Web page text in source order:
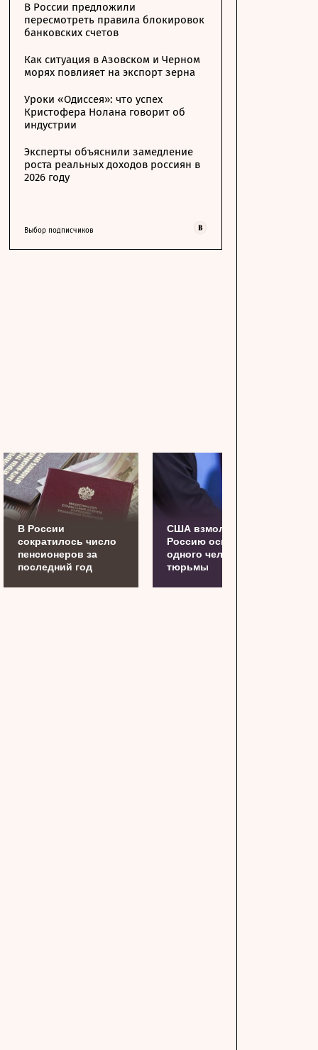
В России предложили
пересмотреть правила блокировок
банковских счетов
Как ситуация в Азовском и Черном
морях повлияет на экспорт зерна
Уроки «Одиссея»: что успех
Кристофера Нолана говорит об
индустрии
Эксперты объяснили замедление
роста реальных доходов россиян в
2026 году
Выбор подписчиков
В России
сократилось число
пенсионеров за
последний год
США взмолили
Россию освободить
одного человека из
тюрьмы